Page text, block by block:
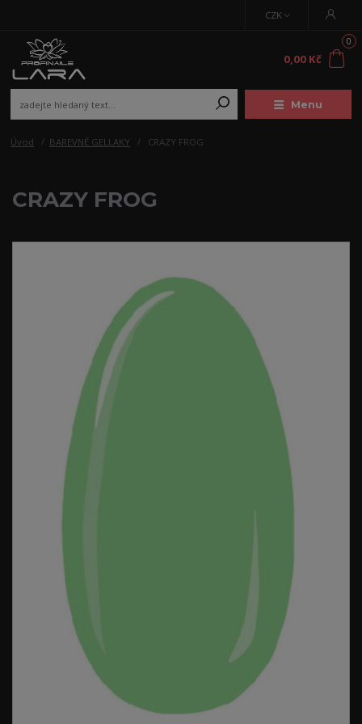
Menu
CZK
0
0,00 Kč
Úvod BAREVNÉ GELLAKY CRAZY FROG
CRAZY FROG